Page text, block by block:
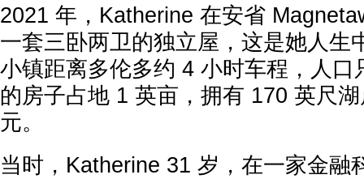
2021 年，Katherine 在安省
一套三卧两卫的独立屋，这是她人生
小镇距离多伦多约 4 小时车程，人口
的房子占地 1 英亩，拥有 170 英尺
元。
当时，Katherine 31 岁，在一家金融